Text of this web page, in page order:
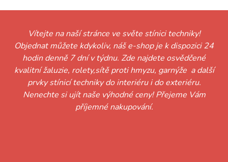
Vítejte na naší stránce ve světe stínici techniky!
Objednat můžete kdykoliv, náš e-shop je k dispozici 24
hodin denně 7 dní v týdnu. Zde najdete osvědčené
kvalitní žaluzie, rolety,sítě proti hmyzu, garnýže a další
prvky stínicí techniky do interiéru i do exteriéru.
Nenechte si ujít naše výhodné ceny! Přejeme Vám
příjemné nakupování.